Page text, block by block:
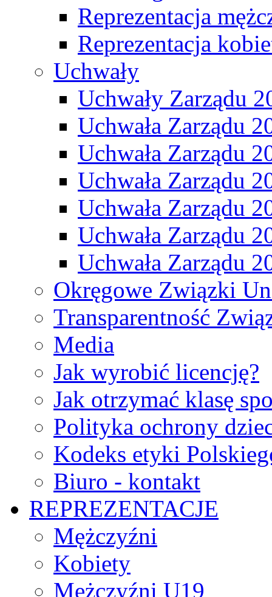
Reprezentacja
Reprezentacja
Uchwały
Uchwały Zarządu
Uchwała Zarządu
Uchwała Zarządu
Uchwała Zarządu
Uchwała Zarządu
Uchwała Zarządu
Uchwała Zarządu
Okręgowe Związki
Transparentność
Media
Jak wyrobić licencję?
Jak otrzymać klasę
Polityka ochrony
Kodeks etyki
Biuro - kontakt
REPREZENTACJE
Mężczyźni
Kobiety
Mężczyźni U19